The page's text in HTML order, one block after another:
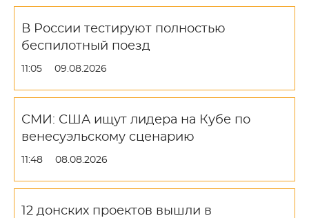
В России тестируют полностью
беспилотный поезд
11:05 09.08.2026
СМИ: США ищут лидера на Кубе по
венесуэльскому сценарию
11:48 08.08.2026
12 донских проектов вышли в